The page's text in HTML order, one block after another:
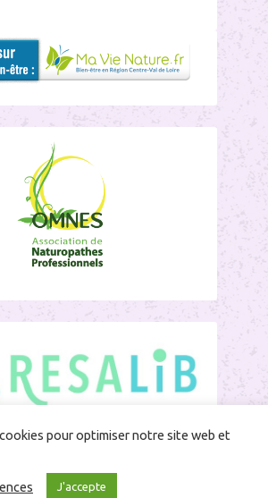
pour optimiser notre site web et
J'accepte